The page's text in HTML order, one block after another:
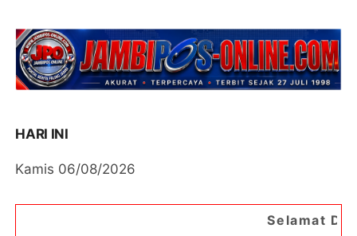
HARI INI
Kamis 06/08/2026
Selamat Datang di